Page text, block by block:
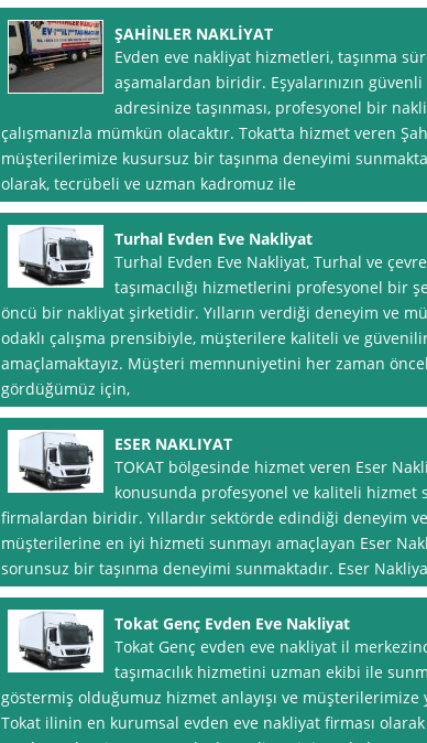
ŞAHİNLER NAKLİYAT
Evden eve nakliyat hizmetleri, taşınma
aşamalardan biridir. Eşyalarınızın
adresinize taşınması, profesyonel bir
çalışmanızla mümkün olacaktır. Tokat‘ta hizmet veren
müşterilerimize kusursuz bir taşınma deneyimi
olarak, tecrübeli ve uzman kadromuz ile
Turhal Evden Eve Nakliyat
Turhal Evden Eve Nakliyat, Turhal ve
taşımacılığı hizmetlerini profesyonel bir
öncü bir nakliyat şirketidir. Yılların verdiği deneyim ve
odaklı çalışma prensibiyle, müşterilere kaliteli ve
amaçlamaktayız. Müşteri memnuniyetini her zaman
gördüğümüz için,
ESER NAKLIYAT
TOKAT bölgesinde hizmet veren Eser
konusunda profesyonel ve kaliteli hizmet
firmalardan biridir. Yıllardır sektörde edindiği deneyim
müşterilerine en iyi hizmeti sunmayı amaçlayan Eser
sorunsuz bir taşınma deneyimi sunmaktadır. Eser
Tokat Genç Evden Eve Nakliyat
Tokat Genç evden eve nakliyat il
taşımacılık hizmetini uzman ekibi ile
göstermiş olduğumuz hizmet anlayışı ve müşterilerimize
Tokat ilinin en kurumsal evden eve nakliyat firması